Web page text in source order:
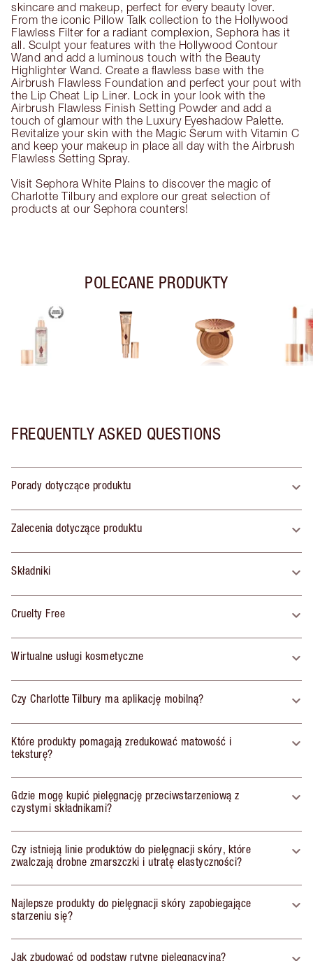
skincare and makeup, perfect for every beauty lover.
From the iconic Pillow Talk collection to the Hollywood
Flawless Filter for a radiant complexion, Sephora has it
all. Sculpt your features with the Hollywood Contour
Wand and add a luminous touch with the Beauty
Highlighter Wand. Create a flawless base with the
Airbrush Flawless Foundation and perfect your pout with
the Lip Cheat Lip Liner. Lock in your look with the
Airbrush Flawless Finish Setting Powder and add a
touch of glamour with the Luxury Eyeshadow Palette.
Revitalize your skin with the Magic Serum with Vitamin C
and keep your makeup in place all day with the Airbrush
Flawless Setting Spray.
Visit Sephora White Plains to discover the magic of
Charlotte Tilbury and explore our great selection of
products at our Sephora counters!
POLECANE PRODUKTY
FREQUENTLY ASKED QUESTIONS
Porady dotyczące produktu
Zalecenia dotyczące produktu
Składniki
Cruelty Free
Wirtualne usługi kosmetyczne
Czy Charlotte Tilbury ma aplikację mobilną?
Które produkty pomagają zredukować matowość i
teksturę?
Gdzie mogę kupić pielęgnację przeciwstarzeniową z
czystymi składnikami?
Czy istnieją linie produktów do pielęgnacji skóry, które
zwalczają drobne zmarszczki i utratę elastyczności?
Najlepsze produkty do pielęgnacji skóry zapobiegające
starzeniu się?
Jak zbudować od podstaw rutynę pielęgnacyjną?